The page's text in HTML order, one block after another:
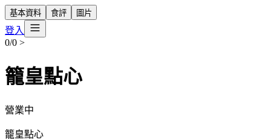
基本資料 食評 圖片
登入
0/0 >
籠皇點心
營業中
籠皇點心